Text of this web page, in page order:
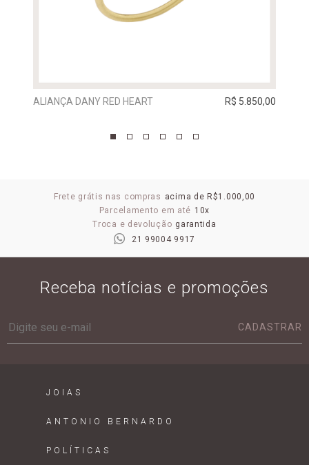
ALIANÇA DANY RED HEART R$ 5.850,00
Frete grátis nas compras acima de R$1.000,00
Parcelamento em até 10x
Troca e devolução garantida
21 99004 9917
Receba notícias e promoções
CADASTRAR
JOIAS
ANTONIO BERNARDO
POLÍTICAS